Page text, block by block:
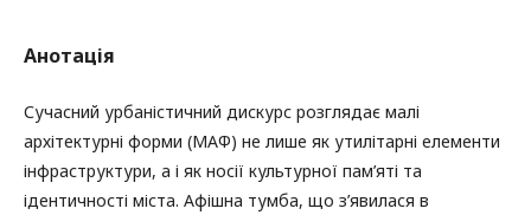
Анотація
Сучасний урбаністичний дискурс розглядає малі
архітектурні форми (МАФ) не лише як утилітарні елементи
інфраструктури, а і як носії культурної пам’яті та
ідентичності міста. Афішна тумба, що з’явилася в